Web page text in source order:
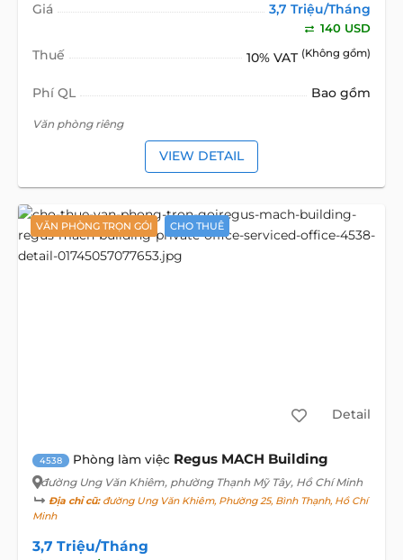
Giá
3,7 Triệu/Tháng
140 USD
Thuế 10% VAT (Không gồm)
Phí QL Bao gồm
Văn phòng riêng
VIEW DETAIL
VĂN PHÒNG TRỌN GÓI CHO THUÊ
Detail
4538 Phòng làm việc Regus MACH Building
đường Ung Văn Khiêm, phường Thạnh Mỹ Tây, Hồ Chí Minh
Địa chỉ cũ:đường Ung Văn Khiêm, Phường 25, Bình Thạnh, Hồ Chí
Minh
3,7 Triệu/Tháng